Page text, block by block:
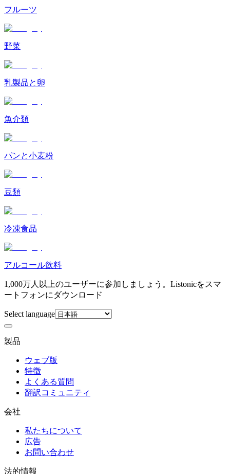
フルーツ
野菜
乳製品と卵
魚介類
パンと小麦粉
豆類
冷凍食品
アルコール飲料
1,000万人以上のユーザーに参加しましょう。Listonicをスマ
ートフォンにダウンロード
Select language
製品
ウェブ版
特徴
よくある質問
翻訳コミュニティ
会社
私たちについて
広告
お問い合わせ
法的情報